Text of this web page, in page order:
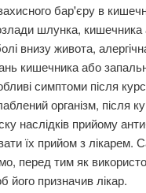
бар'єру в
шлунка,
внизу живота,
кишечника або
симптоми після
організм, після
прийому
їх прийом з лікарем.
перед тим як
його призначив лікар.